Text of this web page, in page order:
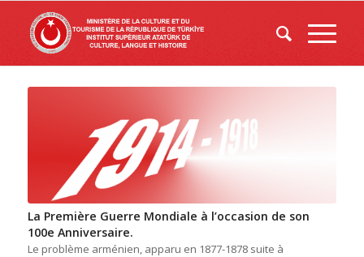
La Première Guerre Mondiale à l’occasion de son
100e Anniversaire.
Le problème arménien, apparu en 1877-1878 suite à